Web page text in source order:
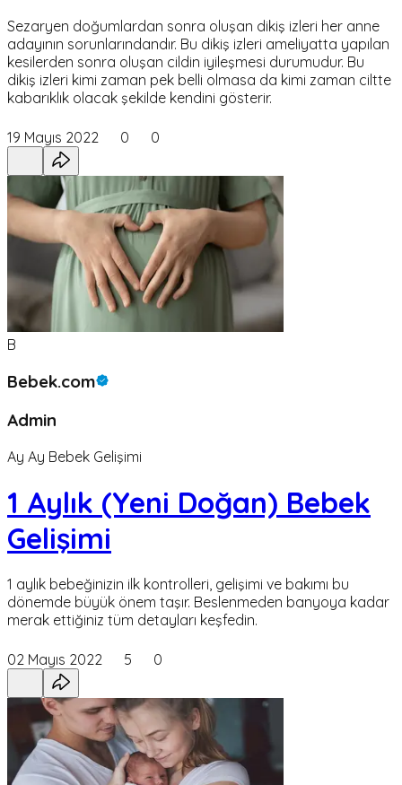
Sezaryen doğumlardan sonra oluşan dikiş izleri her anne
adayının sorunlarındandır. Bu dikiş izleri ameliyatta yapılan
kesilerden sonra oluşan cildin iyileşmesi durumudur. Bu
dikiş izleri kimi zaman pek belli olmasa da kimi zaman ciltte
kabarıklık olacak şekilde kendini gösterir.
19 Mayıs 2022 0 0
B
Bebek.com
Admin
Ay Ay Bebek Gelişimi
1 Aylık (Yeni Doğan) Bebek
Gelişimi
1 aylık bebeğinizin ilk kontrolleri, gelişimi ve bakımı bu
dönemde büyük önem taşır. Beslenmeden banyoya kadar
merak ettiğiniz tüm detayları keşfedin.
02 Mayıs 2022 5 0